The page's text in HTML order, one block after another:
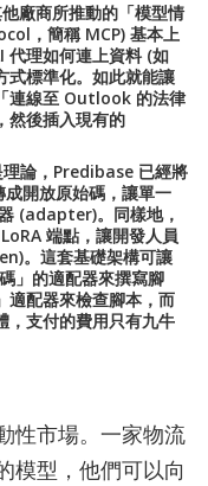
廠商所推動的 「模型情
，簡稱 MCP) 基本上
代理如何連上資料 (如
標準化。如此就能讓
連線至 Outlook 的法律
然後插入現有的
論， Predibase 已經將
成開放原始碼，讓單一
(adapter)。同樣地，
端點，讓開發人員
。這套基礎架構可讓
」的適配器來撰寫腳
適配器來檢查腳本，而
，支付的費用只有九牛
性市場。一家物流
模型，他們可以向